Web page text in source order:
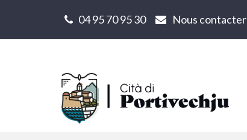
04 95 70 95 30 Nous contacter